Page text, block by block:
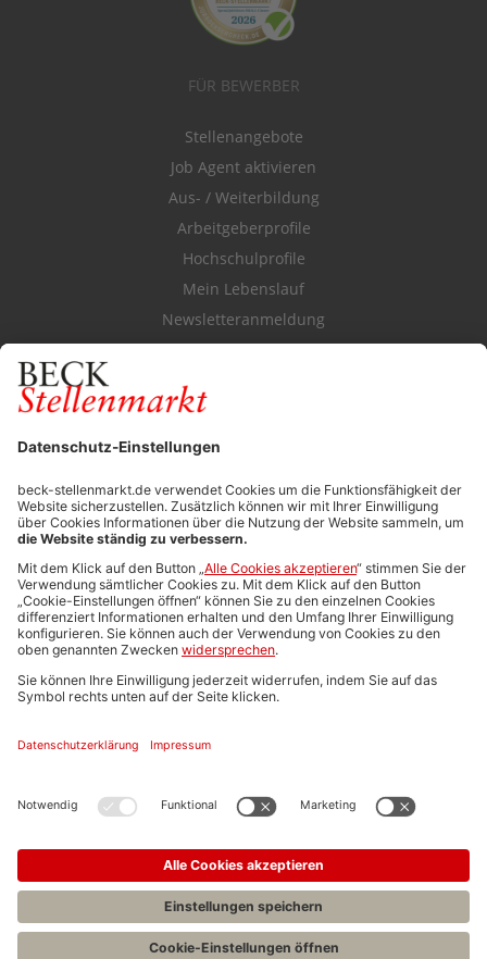
FÜR BEWERBER
Stellenangebote
Job Agent aktivieren
Aus- / Weiterbildung
Arbeitgeberprofile
Hochschulprofile
Mein Lebenslauf
Newsletteranmeldung
Durchsuchen Sie den Stellenkatalog
FÜR ARBEITGEBER
Stellenmarktpreise
Anzeigen-AGB
Media-Daten
Newsletteranmeldung
Produktübersicht
ALLGEMEIN
FAQs
Impressum
Stellenangebote C.H.BECK